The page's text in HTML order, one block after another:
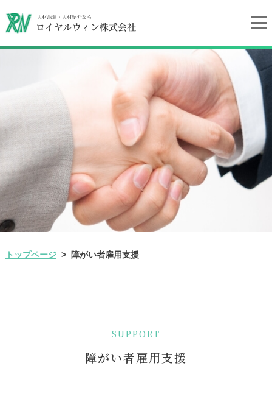
トップページ > 障がい者雇用支援
SUPPORT
障がい者雇用支援